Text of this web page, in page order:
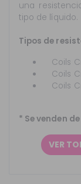
una
tipo de líquido.
Tipos de
Coils
Coils
Coils
* Se venden
VER